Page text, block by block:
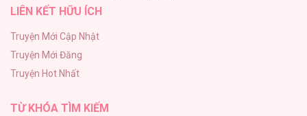
Thiên Đường Táo Xanh
(END) Merry Marbling
150
LIÊN KẾT HỮU ÍCH
Truyện Mới Cập Nhật
Truyện Mới Đăng
Truyện Hot Nhất
TỪ KHÓA TÌM KIẾM